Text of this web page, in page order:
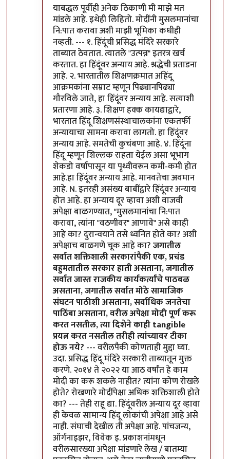
याबद्धल पूर्वीही अनेक ठिकाणी मी माझे मत
मांडले आहे. इथेही लिहितो. मोदींनी मुसलमानांचा
नि:पात करावा अशी माझी भूमिका कधीही
नव्हती. --- १. हिंदूंची प्रसिद्ध मंदिरे सरकारे
ताब्यात ठेवतात. त्यातले "उत्पन्न" इतरत्र खर्च
करतात. हा हिंदूंवर अन्याय आहे. श्रद्धेची प्रताडना
आहे. २. भारतातील शिक्षणक्रमात अहिंदू
आक्रमकांना सम्राट म्हणून पिढ्यानपिढ्या
गौरविले जाते, हा हिंदूंवर अन्याय आहे. सत्याशी
प्रतारणा आहे. ३. शिक्षण हक्क कायद्याद्वारे,
भारतात हिंदू शिक्षणसंस्थाचालकांना एकतर्फी
अन्यायाचा सामना करावा लागतो. हा हिंदूंवर
अन्याय आहे. समतेची कुचंबणा आहे. ४. हिंदूंना
हिंदू म्हणून शिल्लक राहता येईल असा भूभाग
शेकडो वर्षांपासून या पृथ्वीवरून कमी-कमी होत
आहे.हा हिंदूंवर अन्याय आहे. मानवतेचा अवमान
आहे. N. इतरही असंख्य बाबींद्वारे हिंदूंवर अन्याय
होत आहे. हा अन्याय दूर व्हावा अशी वाजवी
अपेक्षा बाळगण्यात, "मुसलमानांचा नि:पात
करावा, त्यांना "वठणीवर" आणावे" असे काही
आहे का? दुरान्वयाने तसे ध्वनित होते का? अशी
अपेक्षाच बाळगणे चूक आहे का?जगातील
सर्वात शक्तिशाली सरकारांपैकी एक, प्रचंड
बहुमतातील सरकार हाती असताना, जगातील
सर्वात जास्त राजकीय कार्यकर्त्यांचे पाठबळ
असताना, जगातील सर्वात मोठे सामाजिक
संघटन पाठीशी असताना, सर्वाधिक जनतेचा
पाठिंबा असताना, वरील अपेक्षा मोदी पूर्ण करू
करत नसतील, त्या दिशेने काही tangible
प्रयत्न करत नसतील तरीही त्यांच्यावर टीका
होऊ नये? --- वरीलपैकी कोणताही मुद्दा घ्या.
उदा. प्रसिद्ध हिंदू मंदिरे सरकारी ताब्यातून मुक्त
करणे. २०१४ ते २०२२ या आठ वर्षांत हे काम
मोदी का करू शकले नाहीत? त्यांना कोण रोखले
होते? रोखणारे मोदींपेक्षा अधिक शक्तिशाली होते
का? --- तेही राहू द्या. हिंदूंवरील अन्याय दूर व्हावा
ही केवळ सामान्य हिंदू लोकांची अपेक्षा आहे असे
नाही. संघाची देखील ती अपेक्षा आहे. पांचजन्य,
ऑर्गनाइझर, विवेक इ. प्रकाशनांमधून
वरीलसारख्या अपेक्षा मांडणारे लेख / बातम्या